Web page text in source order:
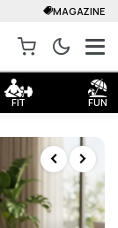
FIT FUN
MAGAZINE